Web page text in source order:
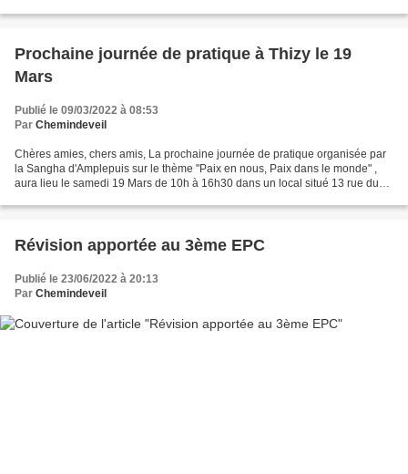
Prochaine journée de pratique à Thizy le 19
Mars
Publié le 09/03/2022 à 08:53
Par Chemindeveil
Chères amies, chers amis, La prochaine journée de pratique organisée par
la Sangha d'Amplepuis sur le thème "Paix en nous, Paix dans le monde" ,
aura lieu le samedi 19 Mars de 10h à 16h30 dans un local situé 13 rue du
Révision apportée au 3ème EPC
Publié le 23/06/2022 à 20:13
Par Chemindeveil